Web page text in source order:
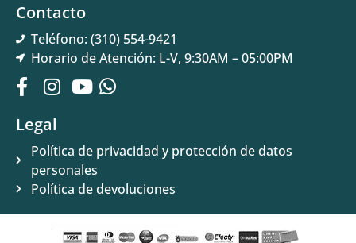
Contacto
Teléfono: (310) 554-9421
Horario de Atención: L-V, 9:30AM – 05:00PM
Legal
Política de privacidad y protección de datos
personales
Política de devoluciones